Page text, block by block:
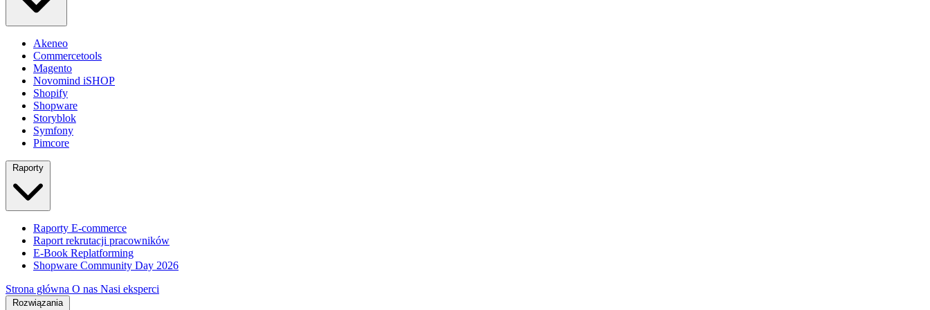
Akeneo
Commercetools
Magento
Novomind iSHOP
Shopify
Shopware
Storyblok
Symfony
Pimcore
Raporty
Raporty E-commerce
Raport rekrutacji pracowników
E-Book Replatforming
Shopware Community Day 2026
Strona główna O nas Nasi eksperci
Rozwiązania